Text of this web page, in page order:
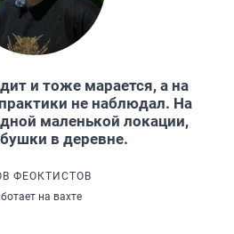
и тоже марается, а на
не наблюдал. На
маленькой локации,
в деревне.
ФЕОКТИСТОВ
на вахте